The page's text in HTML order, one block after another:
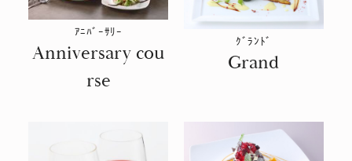
ｱﾆﾊﾞｰｻﾘｰ
Anniversary cou
rse
ｸﾞﾗﾝﾄﾞ
Grand